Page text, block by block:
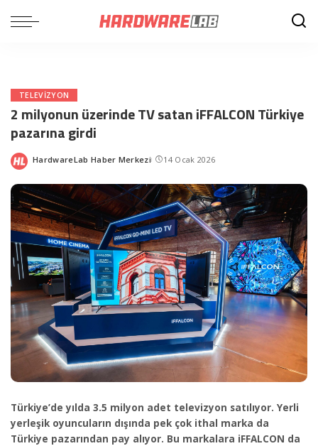
TELEVIZYON
2 milyonun üzerinde TV satan iFFALCON Türkiye
pazarına girdi
Posted
HardwareLab Haber Merkezi 14 Ocak 2026
Türkiye’de yılda 3.5 milyon adet televizyon satılıyor. Yerli
yerleşik oyuncuların dışında pek çok ithal marka da
Türkiye pazarından pay alıyor. Bu markalara iFFALCON da